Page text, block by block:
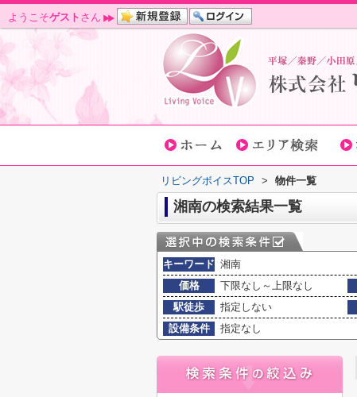
ようこそゲスト さん
リビングボイスTOP > 物件一覧
湘南の検索結果一覧
キーワード 湘南
価格
下限なし～上限なし
駅徒歩
指定しない
設備条件
指定なし